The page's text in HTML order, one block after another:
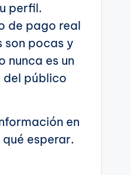
perfil.
de pago real
son pocas y
nunca es un
del público
en
esperar.